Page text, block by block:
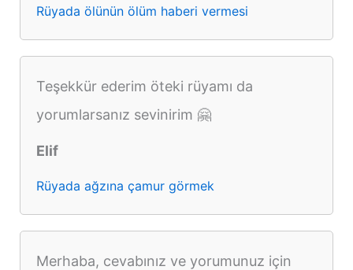
Rüyada ölünün ölüm haberi vermesi
Teşekkür ederim öteki rüyamı da
yorumlarsanız sevinirim 🤗
Elif
Rüyada ağzına çamur görmek
Merhaba, cevabınız ve yorumunuz için